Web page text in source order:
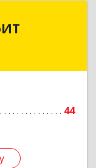
44
ПрофИТ
Пятигорск г,